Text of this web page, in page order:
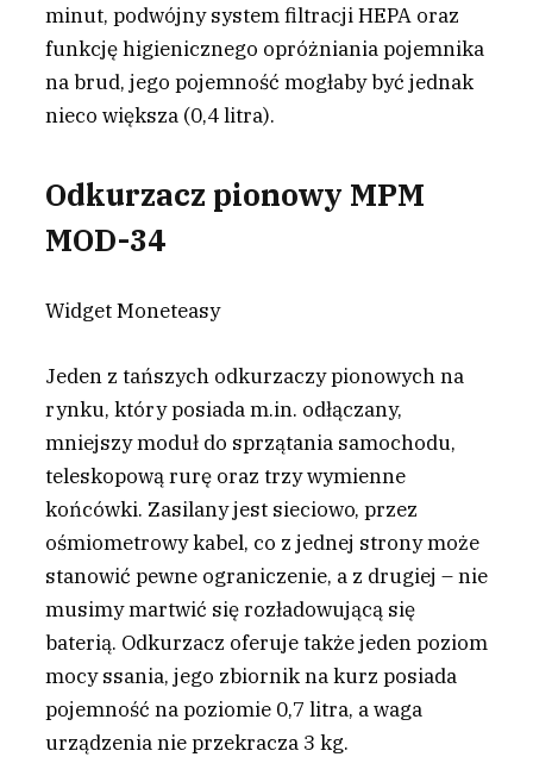
minut, podwójny system filtracji HEPA oraz
funkcję higienicznego opróżniania pojemnika
na brud, jego pojemność mogłaby być jednak
nieco większa (0,4 litra).
Odkurzacz pionowy MPM
MOD-34
Widget Moneteasy
Jeden z tańszych odkurzaczy pionowych na
rynku, który posiada m.in. odłączany,
mniejszy moduł do sprzątania samochodu,
teleskopową rurę oraz trzy wymienne
końcówki. Zasilany jest sieciowo, przez
ośmiometrowy kabel, co z jednej strony może
stanowić pewne ograniczenie, a z drugiej – nie
musimy martwić się rozładowującą się
baterią. Odkurzacz oferuje także jeden poziom
mocy ssania, jego zbiornik na kurz posiada
pojemność na poziomie 0,7 litra, a waga
urządzenia nie przekracza 3 kg.